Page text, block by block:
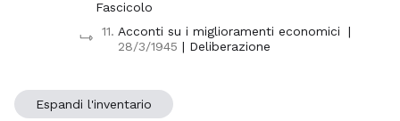
Fascicolo
11. Acconti su i miglioramenti economici
|
28/3/1945 | Deliberazione
Espandi l'inventario